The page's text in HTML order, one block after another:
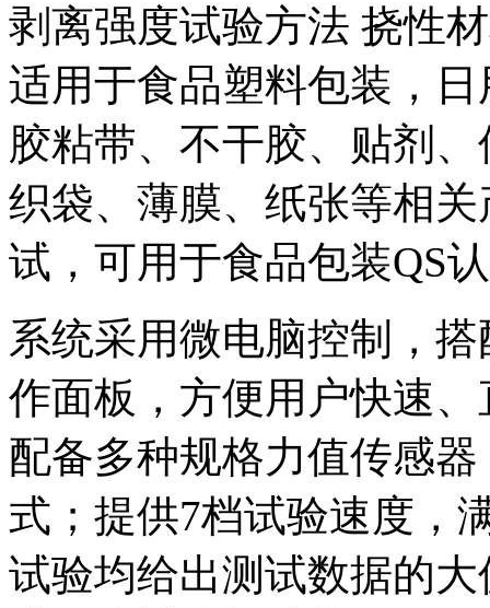
剥离强度试验方法 挠性
适用于食品塑料包装，
胶粘带、不干胶、贴剂
织袋、薄膜、纸张等相
试，可用于食品包装QS
系统采用微电脑控制，
作面板，方便用户快速
配备多种规格力值传感
式；提供7档试验速度，
试验均给出测试数据的